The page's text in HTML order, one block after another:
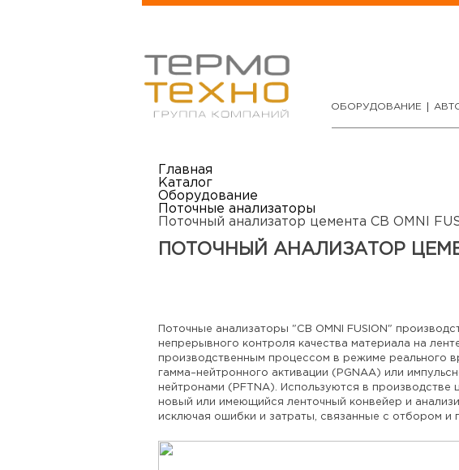
ОБОРУДОВАНИЕ
Главная
Каталог
Оборудование
Поточные анализаторы
Поточный анализатор цемента CB OMNI
ПОТОЧНЫЙ АНАЛИЗАТОР
Поточные анализаторы "CB OMNI FUSION"
непрерывного контроля качества материала на
производственным процессом в режиме реального
гамма–нейтронного активации ( PGNAA ) или
нейтронами ( PFTNA ). Используются в производстве
новый или имеющийся ленточный конвейер и
исключая ошибки и затраты, связанные с отбором и